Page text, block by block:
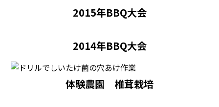
2015年BBQ大会
2014年BBQ大会
体験農園 椎茸栽培